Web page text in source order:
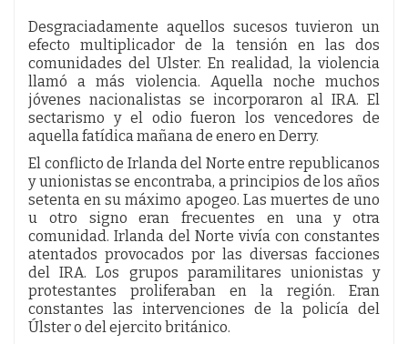
Desgraciadamente aquellos sucesos tuvieron un
efecto multiplicador de la tensión en las dos
comunidades del Ulster. En realidad, la violencia
llamó a más violencia. Aquella noche muchos
jóvenes nacionalistas se incorporaron al IRA. El
sectarismo y el odio fueron los vencedores de
aquella fatídica mañana de enero en Derry.
El conflicto de Irlanda del Norte entre republicanos
y unionistas se encontraba, a principios de los años
setenta en su máximo apogeo. Las muertes de uno
u otro signo eran frecuentes en una y otra
comunidad. Irlanda del Norte vivía con constantes
atentados provocados por las diversas facciones
del IRA. Los grupos paramilitares unionistas y
protestantes proliferaban en la región. Eran
constantes las intervenciones de la policía del
Úlster o del ejercito británico.